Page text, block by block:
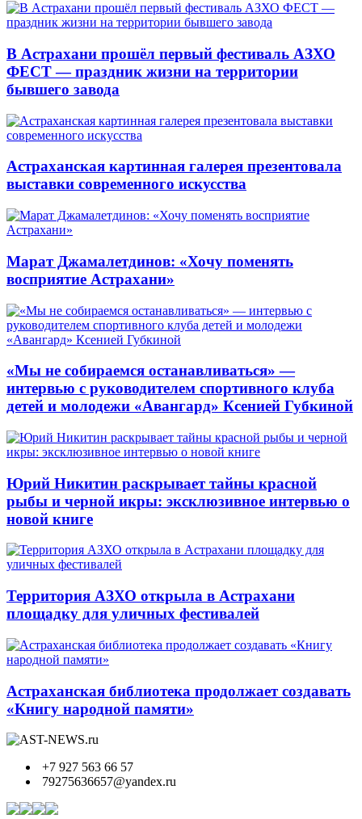
В Астрахани прошёл первый фестиваль АЗХО
ФЕСТ — праздник жизни на территории
бывшего завода
Астраханская картинная галерея презентовала
выставки современного искусства
Марат Джамалетдинов: «Хочу поменять
восприятие Астрахани»
«Мы не собираемся останавливаться» —
интервью с руководителем спортивного клуба
детей и молодежи «Авангард» Ксенией Губкиной
Юрий Никитин раскрывает тайны красной
рыбы и черной икры: эксклюзивное интервью о
новой книге
Территория АЗХО открыла в Астрахани
площадку для уличных фестивалей
Астраханская библиотека продолжает создавать
«Книгу народной памяти»
+7 927 563 66 57
79275636657@yandex.ru